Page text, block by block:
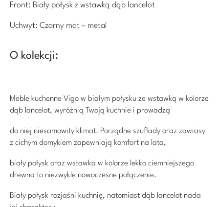
Front: Biały połysk z wstawką dąb lancelot
Uchwyt: Czarny mat – metal
O kolekcji:
Meble kuchenne Vigo w białym połysku ze wstawką w kolorze
dąb lancelot, wyróżnią Twoją kuchnie i prowadzą
do niej niesamowity klimat. Porządne szuflady oraz zawiasy
z cichym domykiem zapewniają komfort na lata,
biały połysk oraz wstawka w kolorze lekko ciemniejszego
drewna to niezwykle nowoczesne połączenie.
Biały połysk rozjaśni kuchnię, natomiast dąb lancelot nada